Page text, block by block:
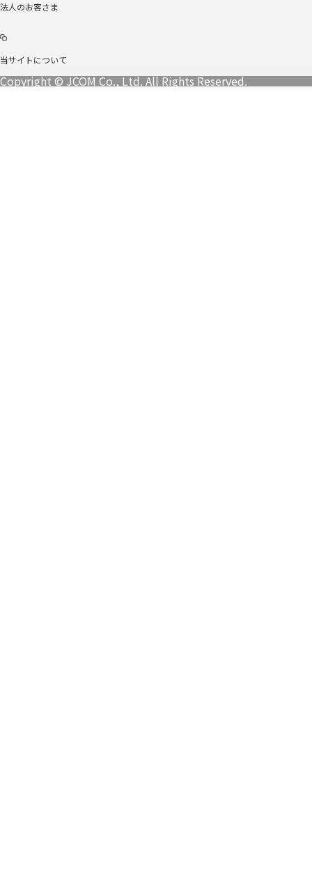
法人のお客さま
当サイトについて
Copyright © JCOM Co., Ltd. All Rights Reserved.